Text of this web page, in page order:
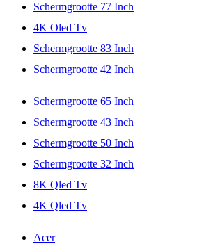
Schermgrootte 77 Inch
4K Oled Tv
Schermgrootte 83 Inch
Schermgrootte 42 Inch
Schermgrootte 65 Inch
Schermgrootte 43 Inch
Schermgrootte 50 Inch
Schermgrootte 32 Inch
8K Qled Tv
4K Qled Tv
Acer